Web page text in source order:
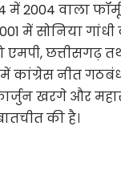
2004 वाला
में सोनिया गांधी
छत्तीसगढ़
कांग्रेस नीत
खरगे और
की है।